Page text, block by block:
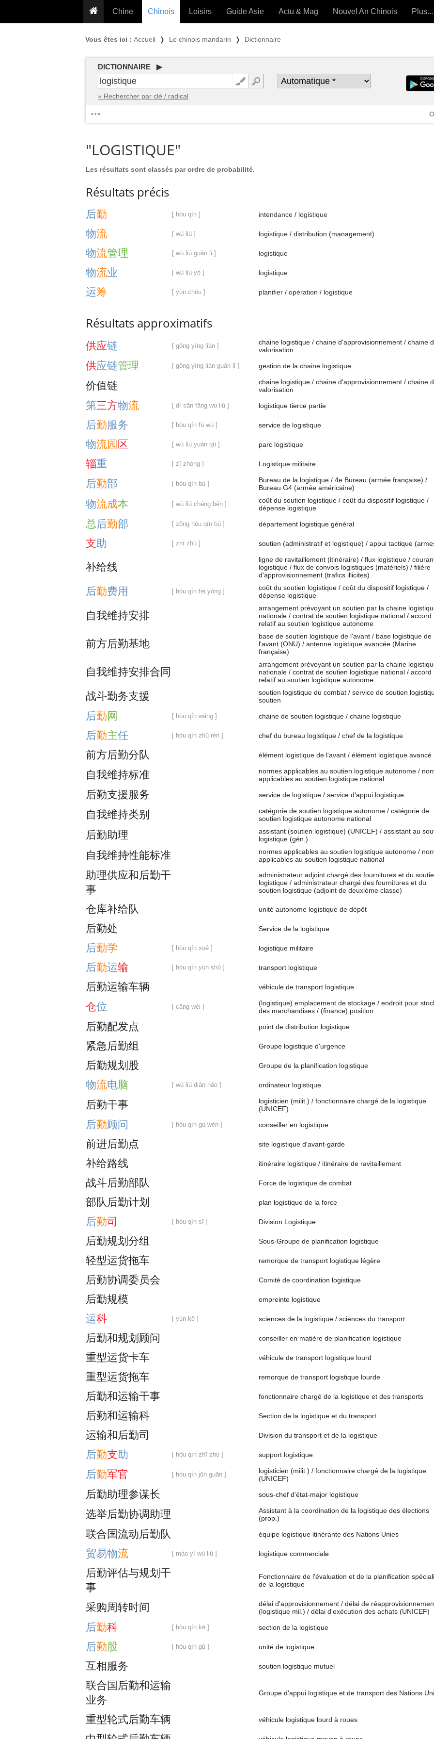
Chine
Conseils voyageurs
Plantes médicinales
Proverbes
Calendrier en ligne
Chinois
Grammaire
Exos & Flashcards
Loisirs
PLUS (24 OUTILS) »
Guide Asie Actu & Mag Nouvel An Chinois Plus...
Vous êtes ici : Accueil ❭ Le chinois mandarin ❭ Dictionnaire
DICTIONNAIRE ▶
» Rechercher par clé / radical
...
"LOGISTIQUE"
Les résultats sont classés par ordre de probabilité.
Résultats précis
后勤 [ hòu qín ] intendance / logistique
物流 [ wù liú ] logistique / distribution (management)
物流管理 [ wù liú guǎn lǐ ] logistique
物流业 [ wù liú yè ] logistique
运筹 [ yùn chóu ] planifier / opération / logistique
Résultats approximatifs
供应链 [ gōng yīng liàn ]
chaine logistique / chaine d'approvisionnement / chaine
valorisation
供应链管理 [ gōng yìng liàn guǎn lǐ ] gestion de la chaine logistique
价值链
chaine logistique / chaine d'approvisionnement / chaine
valorisation
第三方物流 [ dì sān fāng wù liú ] logistique tierce partie
后勤服务 [ hòu qín fù wù ] service de logistique
物流园 区 [ wù liú yuán qū ] parc logistique
辎重 [ zī zhòng ] Logistique militaire
后勤部 [ hòu qín bù ]
Bureau de la logistique / 4e Bureau (armée française) /
Bureau G4 (armée américaine)
物流成本 [ wù liú chéng běn ]
coût du soutien logistique / coût du dispositif logistique /
dépense logistique
总后勤部 [ zǒng hòu qín bù ] département logistique général
支助 [ zhī zhù ] soutien (administratif et logistique) / appui tactique
补给线
ligne de ravitaillement (itinéraire) / flux logistique /
logistique / flux de convois logistiques (matériels) / filière
d'approvisionnement (trafics illicites)
后勤费用 [ hòu qín fèi yòng ]
coût du soutien logistique / coût du dispositif logistique /
dépense logistique
自我维持安排
arrangement prévoyant un soutien par la chaine
nationale / contrat de soutien logistique national / accord
relatif au soutien logistique autonome
前方后勤基地
base de soutien logistique de l'avant / base logistique de
l'avant (ONU) / antenne logistique avancée (Marine
française)
自我维持安排合同
arrangement prévoyant un soutien par la chaine
nationale / contrat de soutien logistique national / accord
relatif au soutien logistique autonome
战斗勤务支援
soutien logistique du combat / service de soutien
soutien
后勤网 [ hòu qín wǎng ] chaine de soutien logistique / chaine logistique
后勤主任 [ hòu qín zhǔ rèn ] chef du bureau logistique / chef de la logistique
前方后勤分队 élément logistique de l'avant / élément logistique avancé
自我维持标准
normes applicables au soutien logistique autonome /
applicables au soutien logistique national
后勤支援服务 service de logistique / service d'appui logistique
自我维持类别
catégorie de soutien logistique autonome / catégorie de
soutien logistique autonome national
后勤助理
assistant (soutien logistique) (UNICEF) / assistant au
logistique (gén.)
自我维持性能标准
normes applicables au soutien logistique autonome /
applicables au soutien logistique national
助理供应和后勤干
事
administrateur adjoint chargé des fournitures et du
logistique / administrateur chargé des fournitures et du
soutien logistique (adjoint de deuxième classe)
仓库补给队 unité autonome logistique de dépôt
后勤处 Service de la logistique
后勤学 [ hòu qín xué ] logistique militaire
后勤运输 [ hòu qín yùn shū ] transport logistique
后勤运输车辆 véhicule de transport logistique
仓位 [ cāng wèi ]
(logistique) emplacement de stockage / endroit pour
des marchandises / (finance) position
后勤配发点 point de distribution logistique
紧急后勤组 Groupe logistique d'urgence
后勤规划 股 Groupe de la planification logistique
物流电脑 [ wù liú diàn nǎo ] ordinateur logistique
后勤干事
logisticien (milit.) / fonctionnaire chargé de la logistique
(UNICEF)
后勤顾问 [ hòu qín gù wèn ] conseiller en logistique
前进后勤点 site logistique d'avant-garde
补给路线 itinéraire logistique / itinéraire de ravitaillement
战斗后勤部队 Force de logistique de combat
部队后勤计划 plan logistique de la force
后勤司 [ hòu qín sī ] Division Logistique
后勤规划 分组 Sous-Groupe de planification logistique
轻型运货拖车 remorque de transport logistique légère
后勤协调委 员会 Comité de coordination logistique
后勤规模 empreinte logistique
运科 [ yùn kē ] sciences de la logistique / sciences du transport
后勤和规划 顾问 conseiller en matière de planification logistique
重型运货卡车 véhicule de transport logistique lourd
重型运货拖车 remorque de transport logistique lourde
后勤和运输干事 fonctionnaire chargé de la logistique et des transports
后勤和运输科 Section de la logistique et du transport
运输和后勤司 Division du transport et de la logistique
后勤支助 [ hòu qín zhī zhù ] support logistique
后勤军官 [ hòu qín jūn guān ]
logisticien (milit.) / fonctionnaire chargé de la logistique
(UNICEF)
后勤助理参谋长 sous-chef d'état-major logistique
选举后勤协调助理
Assistant à la coordination de la logistique des élections
(prop.)
联合国流动后勤队 équipe logistique itinérante des Nations Unies
贸易物流 [ mào yì wù liú ] logistique commerciale
后勤评估与规划 干
事
Fonctionnaire de l'évaluation et de la planification
de la logistique
采购周转时间
délai d'approvisionnement / délai de
(logistique mil.) / délai d'exécution des achats (UNICEF)
后勤科 [ hòu qín kē ] section de la logistique
后勤股 [ hòu qín gǔ ] unité de logistique
互相服务 soutien logistique mutuel
联合国 后勤和运输
业务
Groupe d'appui logistique et de transport des Nations
重型轮式后勤车辆 véhicule logistique lourd à roues